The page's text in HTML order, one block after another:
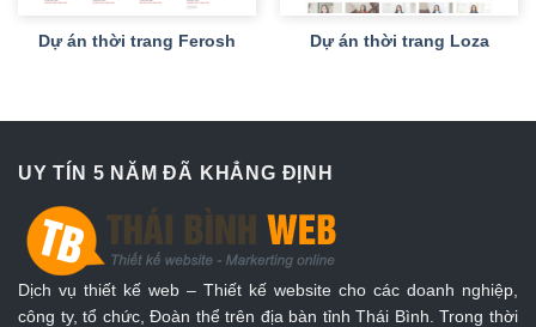
Dự án thời trang Ferosh Dự án thời trang Loza
UY TÍN 5 NĂM ĐÃ KHẲNG ĐỊNH
Dịch vụ thiết kế web – Thiết kế website cho các doanh nghiệp,
công ty, tổ chức, Đoàn thể trên địa bàn tỉnh Thái Bình. Trong thời